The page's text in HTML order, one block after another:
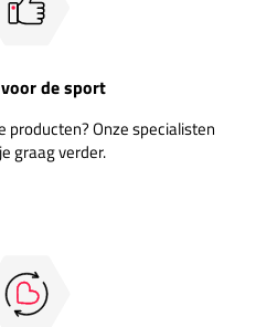
de sport
producten? Onze specialisten
graag verder.